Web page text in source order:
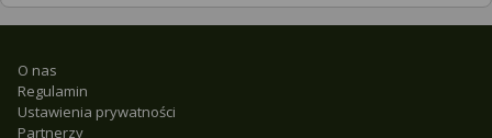
O nas
Regulamin
Ustawienia prywatności
Partnerzy